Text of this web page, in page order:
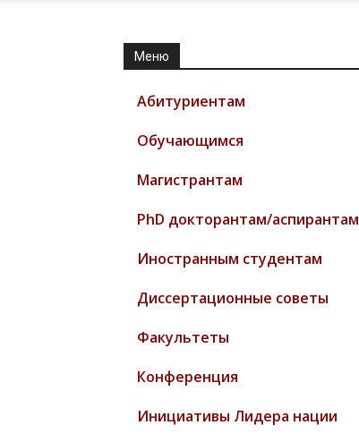
Меню
Абитуриентам
Обучающимся
Магистрантам
PhD докторантам/аспирантам
Иностранным студентам
Диссертационные советы
Факультеты
Конференция
Инициативы Лидера нации